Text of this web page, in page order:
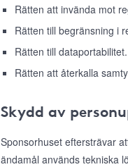
Rätten att invända mot
Rätten till begränsning i
Rätten till dataportabilitet.
Rätten att återkalla
Skydd av
Sponsorhuset eftersträvar
ändamål används tekniska